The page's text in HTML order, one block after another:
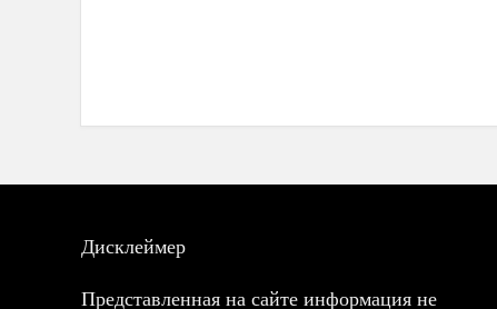
Дисклеймер
Представленная на сайте информация не